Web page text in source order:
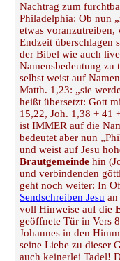
Nachtrag zum
Philadelphia: Ob nun
etwas voranzutreiben,
Endzeit überschlagen
der Bibel wie auch
Namensbedeutung
selbst weist auf
Matth. 1,23: „sie
heißt übersetzt: Gott
15,22, Joh. 1,38 + 41
ist IMMER auf die
bedeutet aber nun
und weist auf Jesu
Brautgemeinde hin
und verbindenden
geht noch weiter: In
Sendschreiben Jesu
voll Hinweise auf die
geöffnete Tür in Vers
Johannes in den
seine Liebe zu dieser
auch keinerlei Tadel!